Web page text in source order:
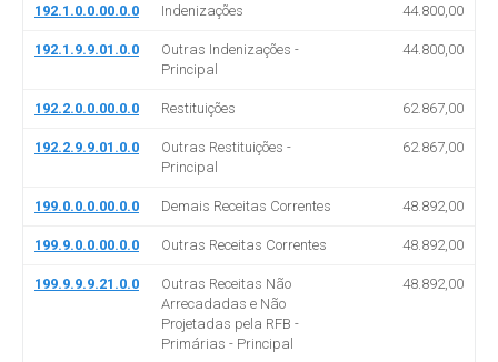
192.1.0.0.00.0.0 Indenizações 44.800,00
192.1.9.9.01.0.0
Outras Indenizações -
Principal
44.800,00
192.2.0.0.00.0.0 Restituições 62.867,00
192.2.9.9.01.0.0
Outras Restituições -
Principal
62.867,00
199.0.0.0.00.0.0 Demais Receitas Correntes 48.892,00
199.9.0.0.00.0.0 Outras Receitas Correntes 48.892,00
199.9.9.9.21.0.0
Outras Receitas Não
Arrecadadas e Não
Projetadas pela RFB -
Primárias - Principal
48.892,00